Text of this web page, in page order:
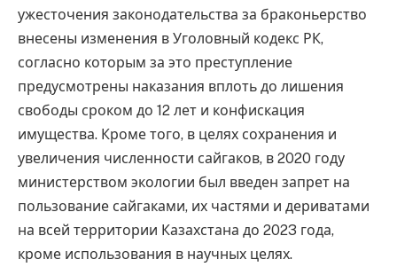
ужесточения законодательства за браконьерство
внесены изменения в Уголовный кодекс РК,
согласно которым за это преступление
предусмотрены наказания вплоть до лишения
свободы сроком до 12 лет и конфискация
имущества. Кроме того, в целях сохранения и
увеличения численности сайгаков, в 2020 году
министерством экологии был введен запрет на
пользование сайгаками, их частями и дериватами
на всей территории Казахстана до 2023 года,
кроме использования в научных целях.